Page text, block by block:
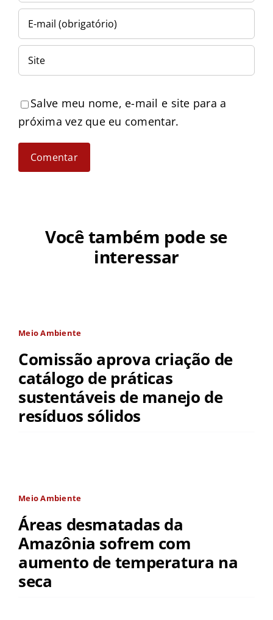
Salve meu nome, e-mail e site para a
próxima vez que eu comentar.
Você também pode se
interessar
Meio Ambiente
Comissão aprova criação de
catálogo de práticas
sustentáveis de manejo de
resíduos sólidos
Meio Ambiente
Áreas desmatadas da
Amazônia sofrem com
aumento de temperatura na
seca